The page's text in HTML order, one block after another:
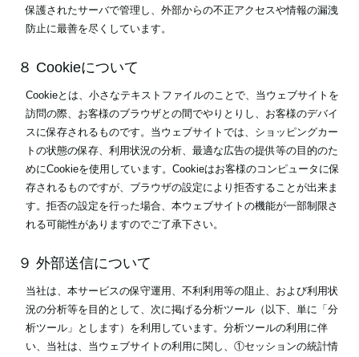
保護されたサーバで管理し、外部からの不正アクセスや情報の漏洩
防止に最善を尽くしています。
８ Cookieについて
Cookieとは、小さなテキストファイルのことで、当ウェブサイトを
訪問の際、お客様のブラウザとの間でやりとりし、お客様のデバイ
スに保存されるものです。当ウェブサイトでは、ショッピングカー
トの状態の保存、利用状況の分析、最適な広告の提供等の目的のた
めにCookieを使用しています。Cookieはお客様のコンピュータに保
存されるものですが、ブラウザの設定により拒否することが出来ま
す。拒否の設定を行った場合、本ウェブサイトの機能が一部制限さ
れる可能性がありますのでご了承下さい。
９ 外部送信について
当社は、本サービスの保守運用、不利利用等の阻止、および利用状
況の分析等を目的として、次に掲げる分析ツール（以下、単に「分
析ツール」とします）を利用しています。分析ツールの利用に伴
い、当社は、当ウェブサイトの利用に関し、①セッションの統計情